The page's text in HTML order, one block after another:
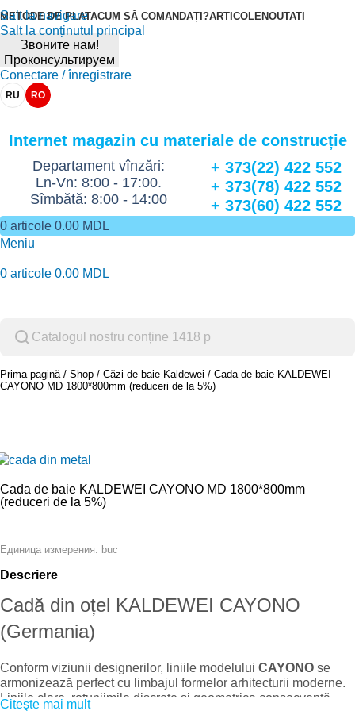
Salt la navigare
Salt la conținutul principal
METODE DE PLATACUM SĂ COMANDAȚI?ARTICOLENOUTATI
Звоните нам!
Проконсультируем
Conectare / înregistrare
RU RO
Internet magazin cu materiale de construcție
Departament vînzări:
Ln-Vn: 8:00 - 17:00.
Sîmbătă: 8:00 - 14:00
+ 373(22) 422 552
+ 373(78) 422 552
+ 373(60) 422 552
0 articole 0.00 MDL
Meniu
0 articole 0.00 MDL
Prima pagină Shop Căzi de baie Kaldewei
Cada de baie KALDEWEI
CAYONO MD 1800*800mm (reduceri de la 5%)
Cada de baie KALDEWEI CAYONO MD 1800*800mm
(reduceri de la 5%)
Единица измерения: buc
Descriere
Cadă din oțel KALDEWEI CAYONO
(Germania)
Conform viziunii designerilor, liniile modelului CAYONO se
armonizează perfect cu limbajul formelor arhitecturii moderne.
Liniile clare, rotunjimile discrete și geometrica consecventă
Citeşte mai mult